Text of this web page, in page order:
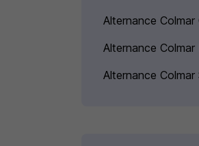
Alternance Colmar
Alternance Colmar
Alternance Colmar